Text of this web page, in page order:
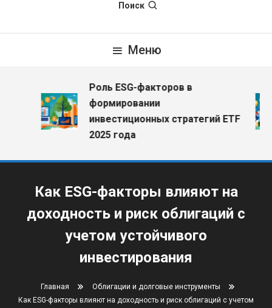
Поиск
Меню
Роль ESG-факторов в
формировании
инвестиционных стратегий ETF
2025 года
Как ESG-факторы влияют на
доходность и риск облигаций с
учетом устойчивого
инвестирования
Главная
Облигации и долговые инструменты
Как ESG-факторы влияют на доходность и риск облигаций с учетом